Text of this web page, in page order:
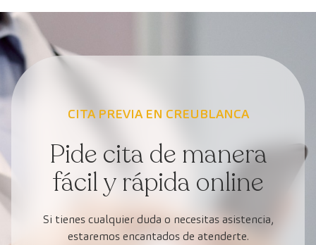
CITA PREVIA EN CREUBLANCA
Pide cita de manera
fácil y rápida online
Si tienes cualquier duda o necesitas asistencia,
estaremos encantados de atenderte.